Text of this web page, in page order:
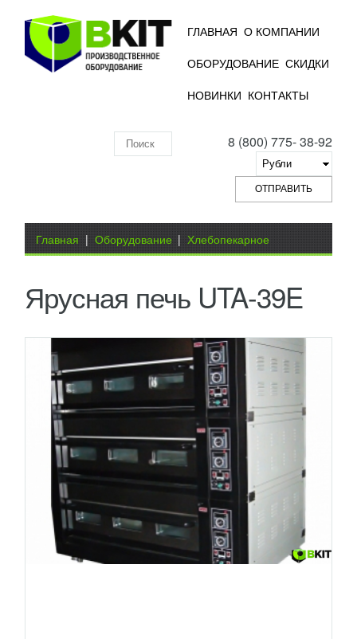
ГЛАВНАЯ О КОМПАНИИ
ОБОРУДОВАНИЕ СКИДКИ
НОВИНКИ КОНТАКТЫ
8 (800) 775- 38-92
Вы здесь
Главная | Оборудование | Хлебопекарное
Ярусная печь UTA-39E